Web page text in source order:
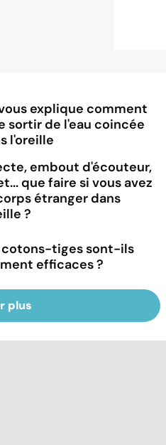
explique comment
sortir de l'eau coincée
l'oreille
embout d'écouteur,
que faire si vous avez
étranger dans
?
cotons-tiges sont-ils
efficaces ?
plus